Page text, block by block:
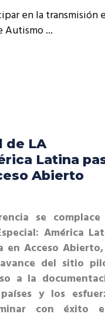
en la transmisión
Autismo
de LA
Latina
Abierto
se
América
en Acceso
del sitio
a la
y los
con éxito